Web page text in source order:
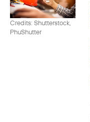
Credits: Shutterstock,
PhuShutter